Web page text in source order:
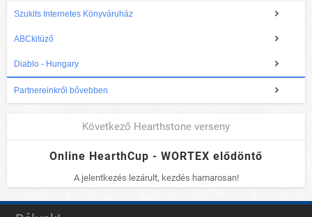
Szukits Internetes Könyváruház
ABCkitüző
Diablo - Hungary
Partnereinkről bővebben
Következő Hearthstone verseny
Online HearthCup - WORTEX elődöntő
A jelentkezés lezárult, kezdés hamarosan!